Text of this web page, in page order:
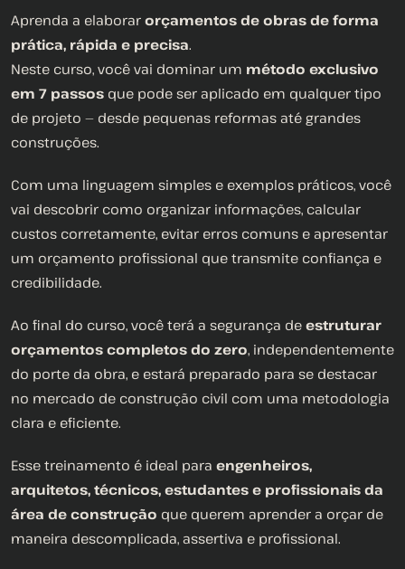
Aprenda a elaborar orçamentos de obras de forma
prática, rápida e precisa.
Neste curso, você vai dominar um método exclusivo
em 7 passos que pode ser aplicado em qualquer tipo
de projeto — desde pequenas reformas até grandes
construções.
Com uma linguagem simples e exemplos práticos, você
vai descobrir como organizar informações, calcular
custos corretamente, evitar erros comuns e apresentar
um orçamento profissional que transmite confiança e
credibilidade.
Ao final do curso, você terá a segurança de estruturar
orçamentos completos do zero, independentemente
do porte da obra, e estará preparado para se destacar
no mercado de construção civil com uma metodologia
clara e eficiente.
Esse treinamento é ideal para engenheiros,
arquitetos, técnicos, estudantes e profissionais da
área de construção que querem aprender a orçar de
maneira descomplicada, assertiva e profissional.